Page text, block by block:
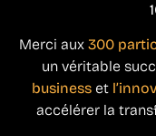
Merci aux 300
un véritable
businesset
accélérer la